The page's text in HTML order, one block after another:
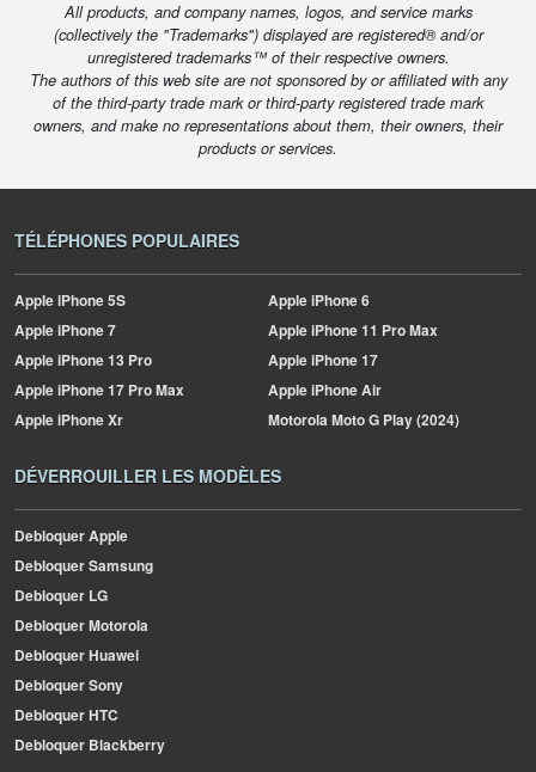
All products, and company names, logos, and service marks
(collectively the "Trademarks") displayed are registered® and/or
unregistered trademarks™ of their respective owners.
The authors of this web site are not sponsored by or affiliated with any
of the third-party trade mark or third-party registered trade mark
owners, and make no representations about them, their owners, their
products or services.
TÉLÉPHONES POPULAIRES
AppleiPhone 5S AppleiPhone 6
AppleiPhone 7 AppleiPhone 11 Pro Max
AppleiPhone 13 Pro AppleiPhone 17
AppleiPhone 17 Pro Max AppleiPhone Air
AppleiPhone Xr MotorolaMoto G Play (2024)
DÉVERROUILLER LES MODÈLES
Debloquer Apple
Debloquer Samsung
Debloquer LG
Debloquer Motorola
Debloquer Huawei
Debloquer Sony
Debloquer HTC
Debloquer Blackberry